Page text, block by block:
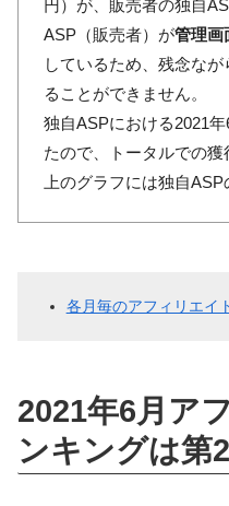
円）が、販売者の独自
ASP（販売者）が管理画
しているため、残念な
ることができません。
独自ASPにおける2021
たので、トータルでの獲
上のグラフには独自
各月毎のアフィリエイ
2021年6月ア
ンキングは第